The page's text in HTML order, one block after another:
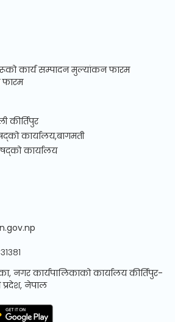
कार्य सम्पादन मुल्यांकन फारम
फारम
कीर्तिपुर
कार्यालय,बागमती
कार्यालय
नगर कार्यपालिकाको कार्यालय कीर्तिपुर-
प्रदेश, नेपाल